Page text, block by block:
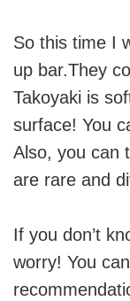
So this time I
up bar.They
Takoyaki is
surface! You
Also, you can
are rare and
If you don’t
worry! You